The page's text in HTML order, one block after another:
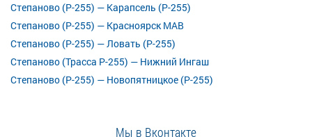
Степаново (Р-255) — Карапсель (Р-255)
Степаново (Р-255) — Красноярск МАВ
Степаново (Р-255) — Ловать (Р-255)
Степаново (Трасса Р-255) — Нижний Ингаш
Степаново (Р-255) — Новопятницкое (Р-255)
Мы в Вконтакте